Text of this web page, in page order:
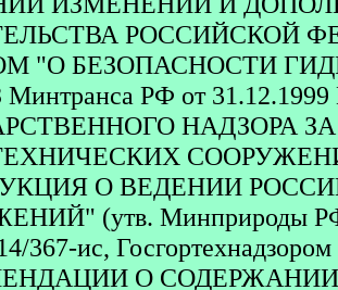
РОССИЙСКОЙ
"О БЕЗОПАСНОСТИ
РФ от
НАДЗОРА
О ВЕДЕНИИ
(утв. Минприроды РФ
367-ис,
О